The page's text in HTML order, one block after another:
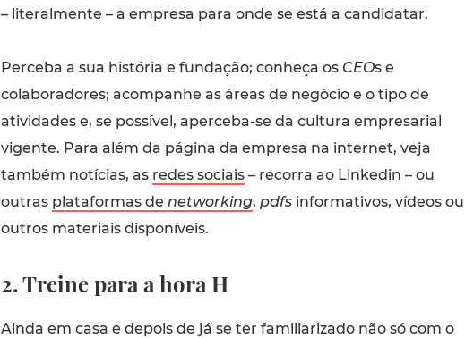
– literalmente – a empresa para onde se está a candidatar.
Perceba a sua história e fundação; conheça os CEOs e
colaboradores; acompanhe as áreas de negócio e o tipo de
atividades e, se possível, aperceba-se da cultura empresarial
vigente. Para além da página da empresa na internet, veja
também notícias, as redes sociais– recorra ao Linkedin – ou
outras plataformas de networking, pdfsinformativos, vídeos ou
outros materiais disponíveis.
2. Treine para a hora H
Ainda em casa e depois de já se ter familiarizado não só com o